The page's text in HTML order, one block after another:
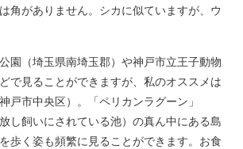
角がありません。シカに似ていますが、ウ
園（埼玉県南埼玉郡）や神戸市立王子動物
で見ることができますが、私のオススメは
戸市中央区）。「ペリカンラグーン」
し飼いにされている池）の真ん中にある島
歩く姿も頻繁に見ることができます。お食